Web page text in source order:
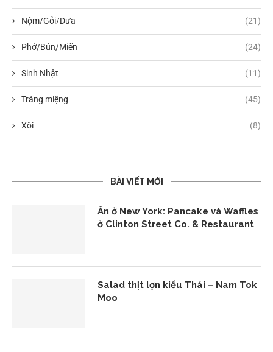
Nộm/Gỏi/Dưa (21)
Phở/Bún/Miến (24)
Sinh Nhật (11)
Tráng miệng (45)
Xôi (8)
BÀI VIẾT MỚI
Ăn ở New York: Pancake và Waffles
ở Clinton Street Co. & Restaurant
Salad thịt lợn kiểu Thái – Nam Tok
Moo